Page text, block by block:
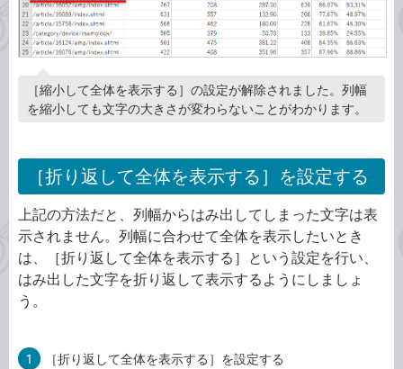
［縮小して全体を表示する］の設定が解除されました。列幅
を縮小しても文字の大きさが変わらないことがわかります。
［折り返して全体を表示する］を設定する
上記の方法だと、列幅からはみ出してしまった文字は表
示されません。列幅に合わせて全体を表示したいとき
は、［折り返して全体を表示する］という設定を行い、
はみ出した文字を折り返して表示するようにしましょ
う。
1 ［折り返して全体を表示する］を設定する